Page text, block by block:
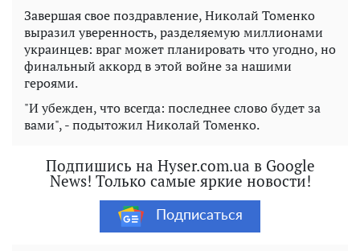
Завершая свое поздравление, Николай Томенко
выразил уверенность, разделяемую миллионами
украинцев: враг может планировать что угодно, но
финальный аккорд в этой войне за нашими
героями.
"И убежден, что всегда: последнее слово будет за
вами", - подытожил Николай Томенко.
Подпишись на Hyser.com.ua в Google
News! Только самые яркие новости!
Подписаться